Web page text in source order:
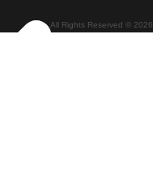
All Rights Reserved © 2026